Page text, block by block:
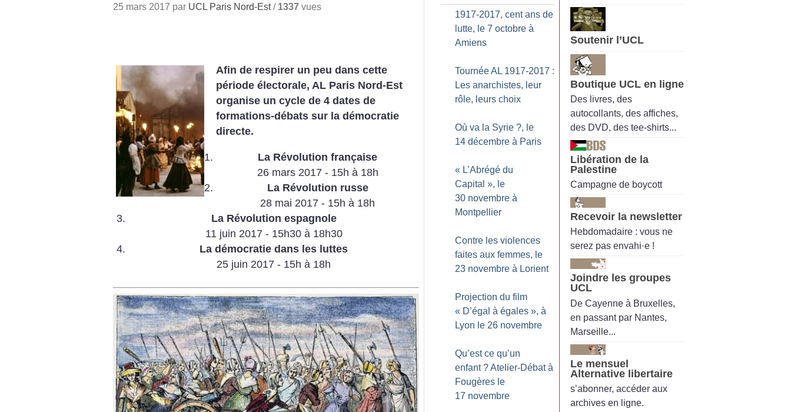
25 mars 2017 par UCL Paris Nord-Est/ 1337 vues
Afin de respirer un peu dans cette
période électorale, AL Paris Nord-Est
organise un cycle de 4 dates de
formations-débats sur la démocratie
directe.
La Révolution française
26 mars 2017 - 15h à 18h
La Révolution russe
28 mai 2017 - 15h à 18h
La Révolution espagnole
11 juin 2017 - 15h30 à 18h30
La démocratie dans les luttes
25 juin 2017 - 15h à 18h
1917-2017, cent ans de
lutte, le 7 octobre à
Amiens
Tournée AL 1917-2017 :
Les anarchistes, leur
rôle, leurs choix
Où va la Syrie ?, le
14 décembre à Paris
« L’Abrégé du
Capital », le
30 novembre à
Montpellier
Contre les violences
faites aux femmes, le
23 novembre à Lorient
Projection du film
« D’égal à égales », à
Lyon le 26 novembre
Qu’est ce qu’un
enfant ? Atelier-Débat à
Fougères le
17 novembre
Soutenir l’UCL
Boutique UCL en ligne
Des livres, des
autocollants, des affiches,
des DVD, des tee-shirts...
Libération de la
Palestine
Campagne de boycott
Recevoir la newsletter
Hebdomadaire : vous ne
serez pas envahi·e !
Joindre les groupes
UCL
De Cayenne à Bruxelles,
en passant par Nantes,
Marseille...
Le mensuel
Alternative libertaire
s’abonner, accéder aux
archives en ligne.